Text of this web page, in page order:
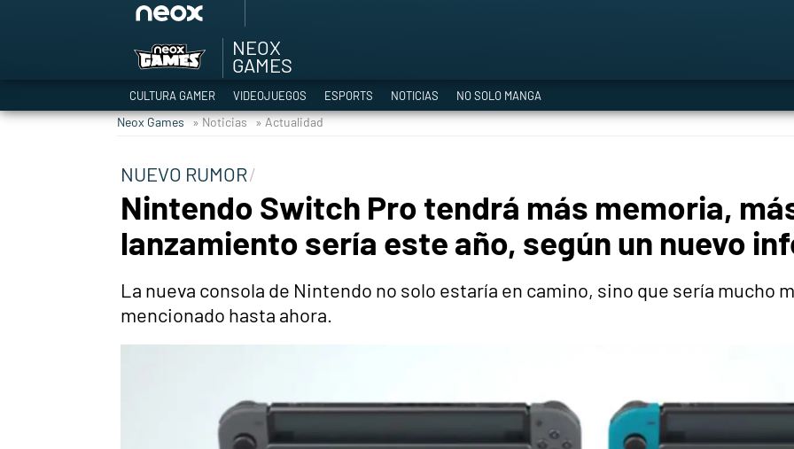
TGA Tercera gala
Super Mario cafetería oficial
Asia peculiar tradición
NEOX
GAMES
CULTURA GAMER VIDEOJUEGOS ESPORTS NOTICIAS NO SOLO MANGA
Neox Games » Noticias » Actualidad
NUEVO RUMOR
Nintendo Switch Pro tendrá más memoria,
lanzamiento sería este año, según un nuevo
La nueva consola de Nintendo no solo estaría en camino, sino que sería mucho
mencionado hasta ahora.